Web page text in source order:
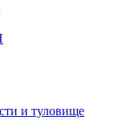
и туловище